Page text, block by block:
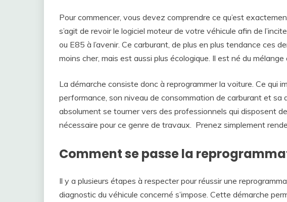
Pour commencer, vous devez comprendre ce qu’est
s’agit de revoir le logiciel moteur de votre véhicule afin de
ou E85 à l’avenir. Ce carburant, de plus en plus tendance ces
moins cher, mais est aussi plus écologique. Il est né du mélange
La démarche consiste donc à reprogrammer la voiture. Ce qui
performance, son niveau de consommation de carburant et sa
absolument se tourner vers des professionnels qui disposent
nécessaire pour ce genre de travaux. Prenez simplement
Comment se passe la
Il y a plusieurs étapes à respecter pour réussir une
diagnostic du véhicule concerné s’impose. Cette démarche